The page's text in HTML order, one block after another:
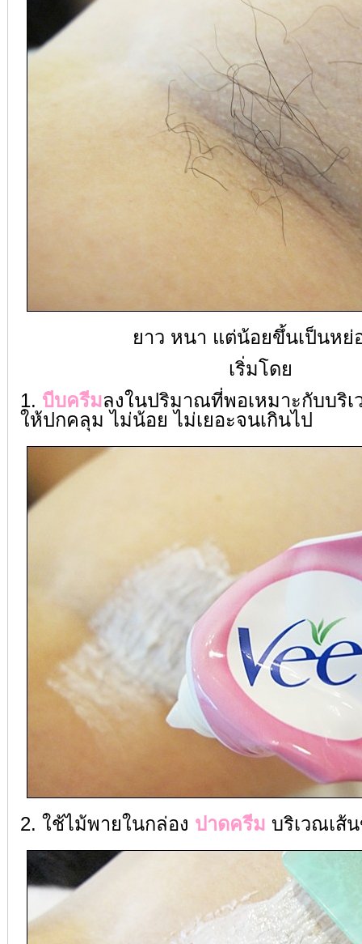
ยาว หนา แต่น้อยขึ้นเป็นหย่
เริ่มโดย
1. บีบครีมลงในปริมาณที่พอเหมาะกับบริ
ให้ปกคลุม ไม่น้อย ไม่เยอะจนเกินไป
2. ใช้ไม้พายในกล่อง ปาดครีม บริเวณเส้